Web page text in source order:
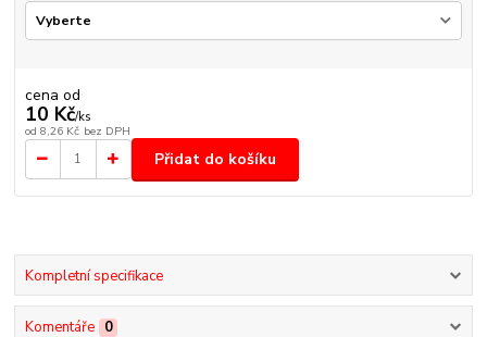
cena od
10 Kč/ks
od 8,26 Kč bez DPH
Přidat do košíku
Kompletní specifikace
Komentáře 0